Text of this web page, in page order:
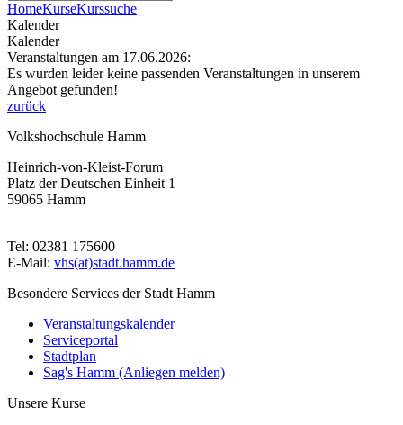
HomeKurseKurssuche
Kalender
Kalender
Veranstaltungen am 17.06.2026:
Es wurden leider keine passenden Veranstaltungen in unserem
Angebot gefunden!
zurück
Volkshochschule Hamm
Heinrich-von-Kleist-Forum
Platz der Deutschen Einheit 1
59065 Hamm
Tel: 02381 175600
E-Mail: vhs(at)stadt.hamm.de
Besondere Services der Stadt Hamm
Veranstaltungskalender
Serviceportal
Stadtplan
Sag's Hamm (Anliegen melden)
Unsere Kurse